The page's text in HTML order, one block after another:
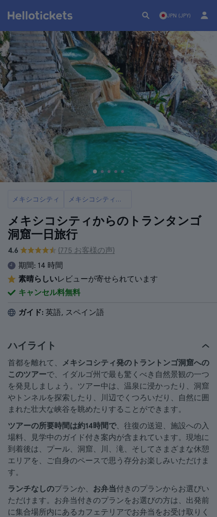
JPN (JPY)
メキシコシティ メキシコシティ発のおすすめ日帰り旅行10選
メキシコシティからのトランタンゴ
洞窟一日旅行
4.6
(775 お客様の声)
期間: 14 時間
素晴らしいレビューが寄せられています
キャンセル料無料
ガイド: 英語, スペイン語
ハイライト
首都を離れて、 メキシコシティ発のトラントンゴ洞窟への
このツアーで、イダルゴ州で最も驚くべき自然景観の一つ
を発見しましょう。ツアー中は、温泉に浸かったり、洞窟
やトンネルを探索したり、川辺でくつろいだり、自然に囲
まれた壮大な峡谷を眺めたりすることができます。
ツアーの所要時間は約14時間で、往復の送迎、施設への入
場料、見学中のガイド付き案内が含まれています。現地に
到着後は、プール、洞窟、川、滝、そしてさまざまな休憩
エリアを、ご自身のペースで思う存分お楽しみいただけま
す。
ランチなしのプランか、 お弁当付きのプランからお選びい
ただけます。お弁当付きのプランをお選びの方は、出発前
に集合場所内にあるカフェテリアでお弁当をお受け取りく